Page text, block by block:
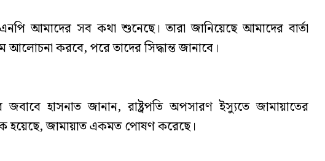
আমাদের সব কথা শুনেছে। তারা জানিয়েছে আমাদের বার্তা
আলোচনা করবে, পরে তাদের সিদ্ধান্ত জানাবে।
হাসনাত জানান, রাষ্ট্রপতি অপসারণ ইস্যুতে জামায়াতের
হয়েছে, জামায়াত একমত পোষণ করেছে।